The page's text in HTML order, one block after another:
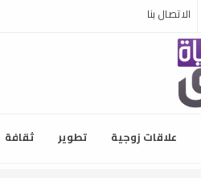
الاتصال بنا
علاقات زوجية تطوير ثقافة